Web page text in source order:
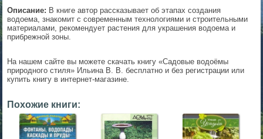
Описание: В книге автор рассказывает об этапах создания
водоема, знакомит с современным технологиями и строительными
материалами, рекомендует растения для украшения водоема и
прибрежной зоны.
На нашем сайте вы можете скачать книгу «Садовые водоёмы
природного стиля» Ильина В. В. бесплатно и без регистрации или
купить книгу в интернет-магазине.
Похожие книги:
▼
▼